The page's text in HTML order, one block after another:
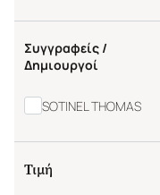
Συγγραφείς /
Δημιουργοί
SOTINEL THOMAS
Τιμή